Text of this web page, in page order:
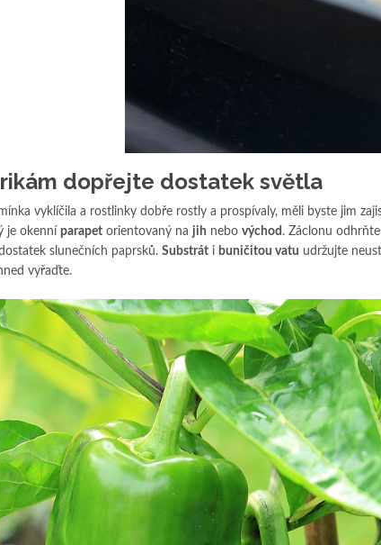
dopřejte dostatek světla
vyklíčila a rostlinky dobře rostly a prospívaly, měli byste jim
je okenní parapet orientovaný na jih nebo východ . Záclonu
slunečních paprsků. Substrát i buničitou vatu udržujte
vyřaďte.